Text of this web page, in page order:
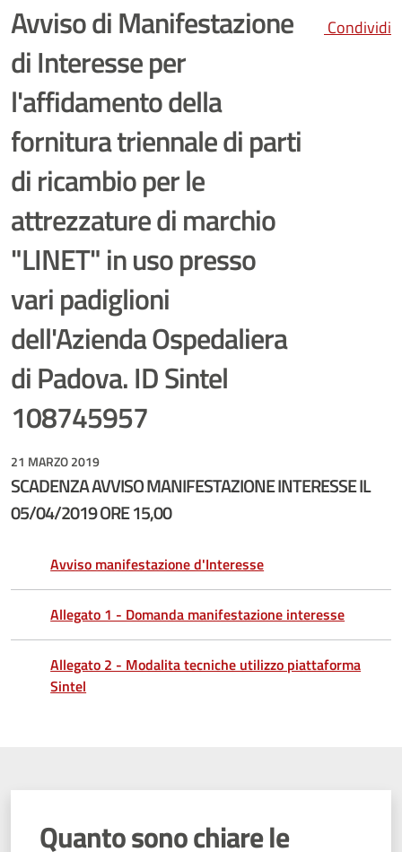
Avviso di Manifestazione
di Interesse per
l'affidamento della
fornitura triennale di parti
di ricambio per le
attrezzature di marchio
"LINET" in uso presso
vari padiglioni
dell'Azienda Ospedaliera
di Padova. ID Sintel
108745957
Condividi
21 MARZO 2019
SCADENZA AVVISO MANIFESTAZIONE INTERESSE IL
05/04/2019 ORE 15,00
Avviso manifestazione d'Interesse
Allegato 1 - Domanda manifestazione interesse
Allegato 2 - Modalita tecniche utilizzo piattaforma
Sintel
Quanto sono chiare le